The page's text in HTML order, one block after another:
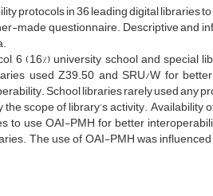
protocols in 36 leading digital libraries
made questionnaire. Descriptive and
6 (16%) university, school and
used Z39.50 and SRU/W for
School libraries rarely used any
scope of library’s activity. Availability
to use OAI-PMH for better
The use of OAI-PMH was